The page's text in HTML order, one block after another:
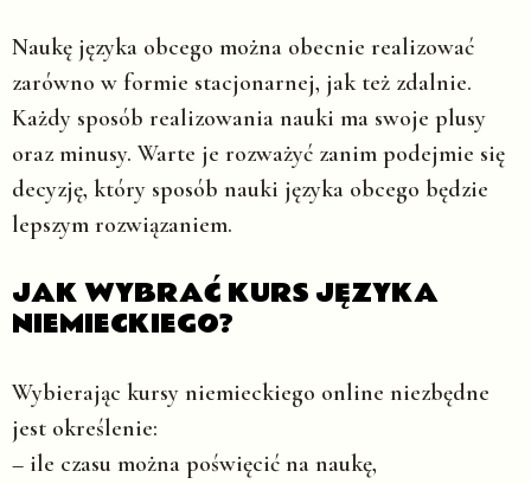
Naukę języka obcego można obecnie realizować
zarówno w formie stacjonarnej, jak też zdalnie.
Każdy sposób realizowania nauki ma swoje plusy
oraz minusy. Warte je rozważyć zanim podejmie się
decyzję, który sposób nauki języka obcego będzie
lepszym rozwiązaniem.
JAK WYBRAĆ KURS JĘZYKA
NIEMIECKIEGO?
Wybierając kursy niemieckiego online niezbędne
jest określenie:
– ile czasu można poświęcić na naukę,